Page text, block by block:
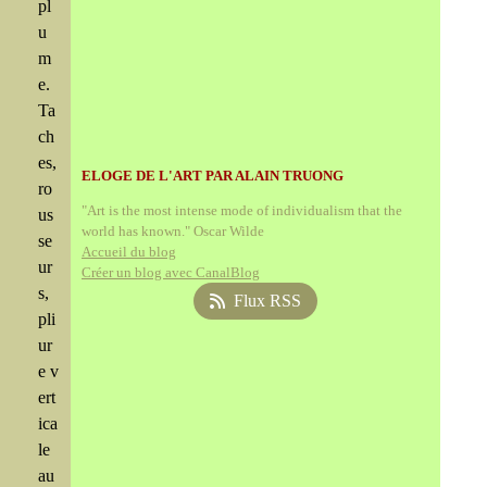
pl
u
m
e.
Ta
ch
es,
ro
us
se
ur
s,
pli
ur
e v
ert
ica
le
au
ELOGE DE L'ART PAR ALAIN TRUONG
"Art is the most intense mode of individualism that the
world has known." Oscar Wilde
Accueil du blog
Créer un blog avec CanalBlog
Flux RSS